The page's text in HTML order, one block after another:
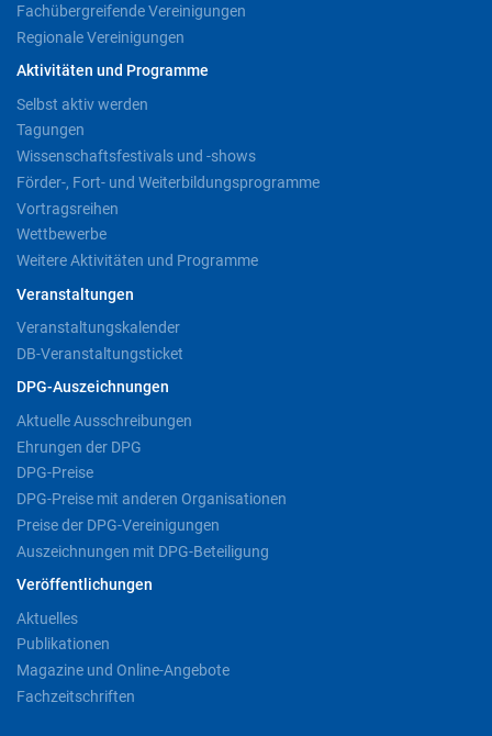
Fachübergreifende Vereinigungen
Regionale Vereinigungen
Aktivitäten und Programme
Selbst aktiv werden
Tagungen
Wissenschaftsfestivals und -shows
Förder-, Fort- und Weiterbildungsprogramme
Vortragsreihen
Wettbewerbe
Weitere Aktivitäten und Programme
Veranstaltungen
Veranstaltungskalender
DB-Veranstaltungsticket
DPG-Auszeichnungen
Aktuelle Ausschreibungen
Ehrungen der DPG
DPG-Preise
DPG-Preise mit anderen Organisationen
Preise der DPG-Vereinigungen
Auszeichnungen mit DPG-Beteiligung
Veröffentlichungen
Aktuelles
Publikationen
Magazine und Online-Angebote
Fachzeitschriften